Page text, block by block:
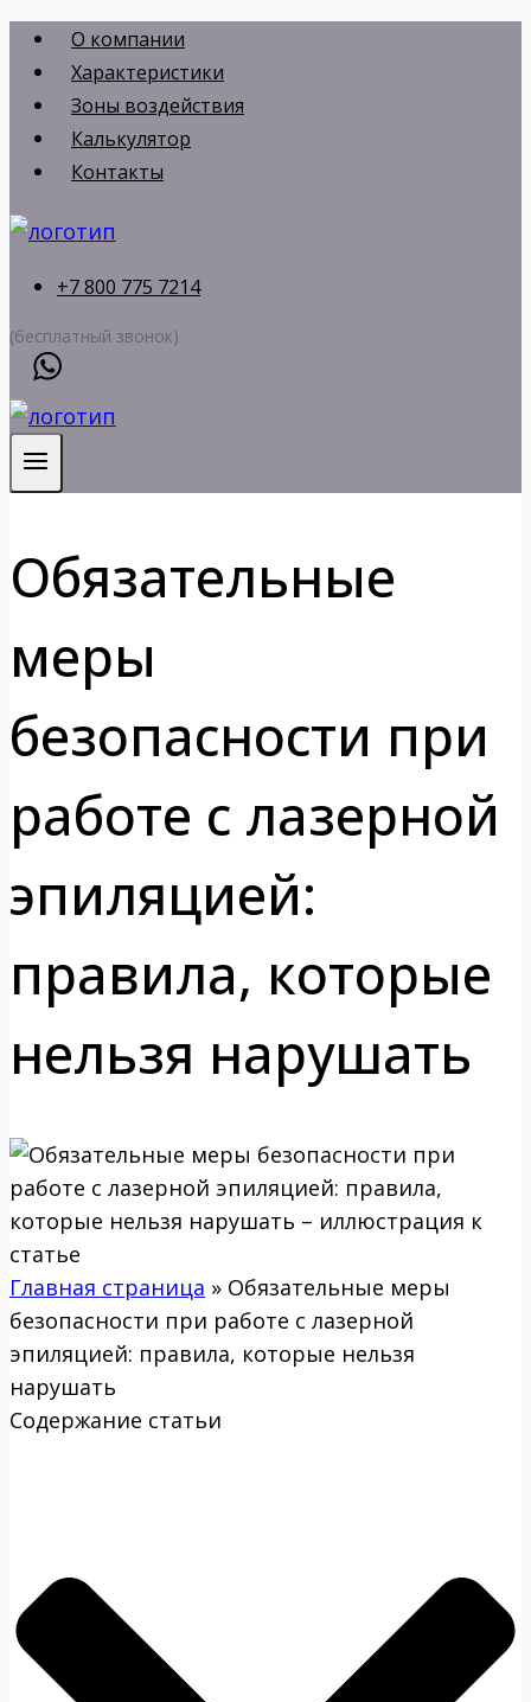
Перейти
содержимому
О компании
Характеристики
Зоны воздействия
Калькулятор
Контакты
+7 800 775 7214
(бесплатный звонок)
Обязательные
меры
безопасности при
работе с лазерной
эпиляцией:
правила, которые
нельзя нарушать
Главная страница » Обязательные меры
безопасности при работе с лазерной
эпиляцией: правила, которые нельзя
нарушать
Содержание статьи